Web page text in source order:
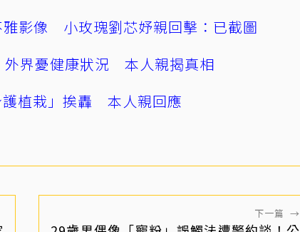
影像 小玫瑰劉芯妤親回擊：已截圖
外界憂健康狀況 本人親揭真相
護植栽」挨轟 本人親回應
下一篇 →